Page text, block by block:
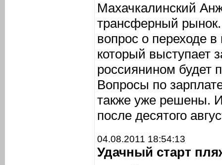
Махачкалинский
трансферный
вопрос о переходе
который выступает
россиянином будет
Вопросы по
также уже решены.
после десятого
04.08.2011 18:54:13
Удачный старт